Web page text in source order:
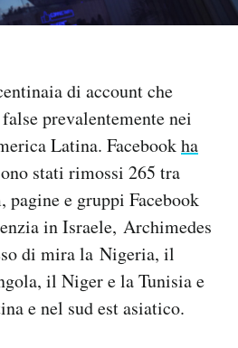
di account che
prevalentemente nei
Latina. Facebookha
stati rimossi 265 tra
pagine e gruppi Facebook
in Israele, Archimedes
di mira la Nigeria, il
il Niger e la Tunisia e
e nel sud est asiatico.